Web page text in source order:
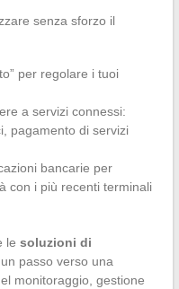
senza sforzo il
per regolare i tuoi
a servizi connessi:
pagamento di servizi
bancarie per
con i più recenti terminali
le soluzioni di
passo verso una
monitoraggio, gestione